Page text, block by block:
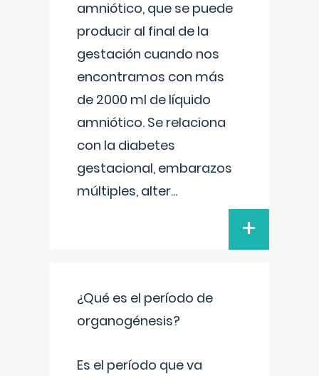
amniótico, que se puede
producir al final de la
gestación cuando nos
encontramos con más
de 2000 ml de líquido
amniótico. Se relaciona
con la diabetes
gestacional, embarazos
múltiples, alter...
+
¿Qué es el período de
organogénesis?
Es el período que va